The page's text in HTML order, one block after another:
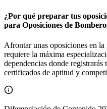
¿Por qué preparar tus
para Oposiciones de
Afrontar unas oposiciones en
requiere la máxima
dependencias donde
certificados de aptitud y